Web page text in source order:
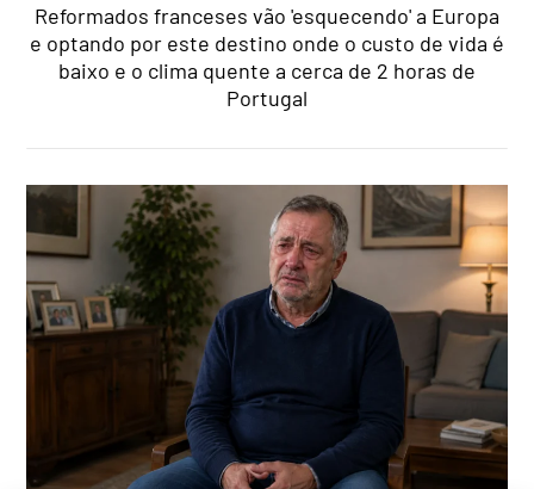
Reformados franceses vão 'esquecendo' a Europa
e optando por este destino onde o custo de vida é
baixo e o clima quente a cerca de 2 horas de
Portugal